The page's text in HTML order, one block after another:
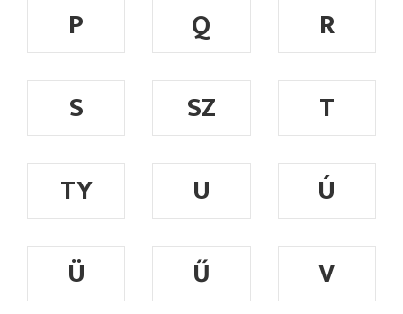
P
Q
R
S
SZ
T
TY
U
Ú
Ü
Ű
V